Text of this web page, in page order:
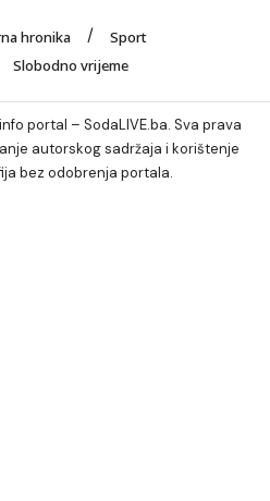
hronika
Sport
Slobodno vrijeme
portal – SodaLIVE.ba. Sva prava
autorskog sadržaja i korištenje
bez odobrenja portala.